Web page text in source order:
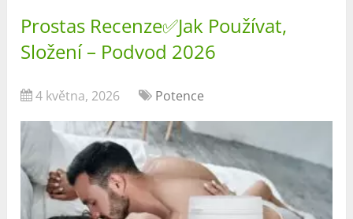
Prostas Recenze✅Jak Používat,
Složení – Podvod 2026
4 května, 2026 Potence